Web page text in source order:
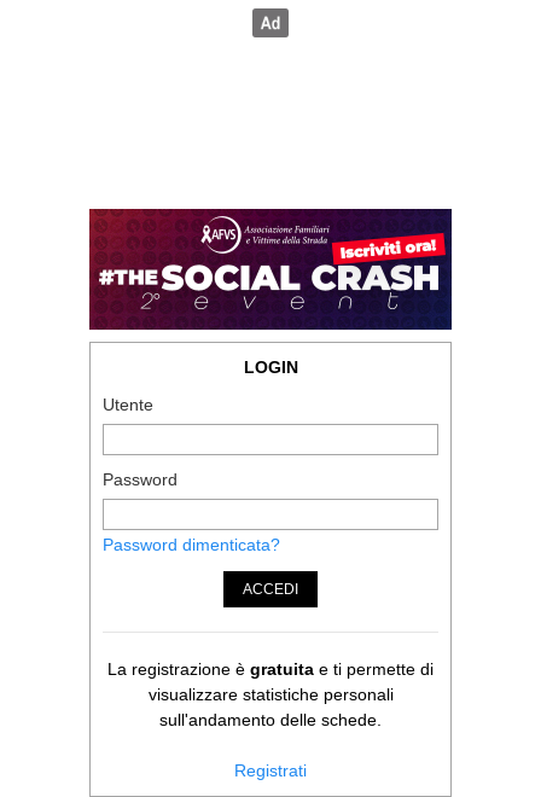
LOGIN
Utente
Password
Password dimenticata?
ACCEDI
La registrazione è gratuita e ti permette di
visualizzare statistiche personali
sull'andamento delle schede.
Registrati